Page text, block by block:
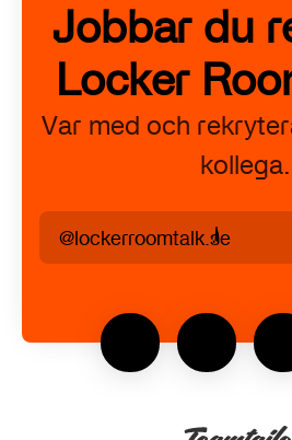
Jobbar du
Locker
Var med och
kollega.
@lockerroomtalk.se